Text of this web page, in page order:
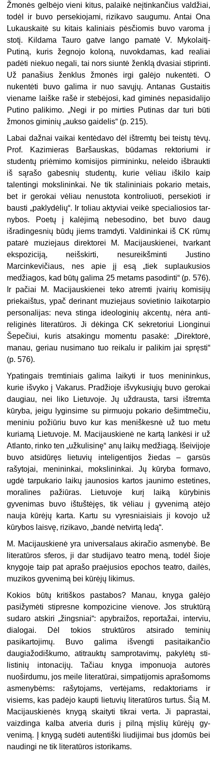
Žmonės gel­bėjo vieni kitus, palaikė neįtinkančius valdžiai,
todėl ir buvo persekiojami, rizikavo saugumu. Antai Ona
Lukauskaitė su kitais kaliniais pėsčiomis buvo varoma į
stotį. Kildama Tauro gatve lango pamatė V. Mykolaitj-
Putiną, kuris žegnojo koloną, nuvokda­mas, kad realiai
padėti niekuo negali, tai nors siuntė ženklą dvasiai stiprinti.
Už panašius ženklus žmonės irgi galėjo nukentėti. O
nukentėti buvo ga­lima ir nuo savųjų. Antanas Gustaitis
viename laiške rašė ir stebėjosi, kad giminės nepasidalijo
Putino palikimo. „Negi ir po mirties Putinas dar turi būti
žmonos giminių „aukso gaidelis“ (p. 215).
Labai dažnai vaikai kentėdavo dėl ištremtų bei teistų tėvų.
Prof. Kazi­mieras Baršauskas, būdamas rekto­riumi ir
studentų priėmimo komisijos pirmininku, neleido išbraukti
iš sąrašo gabesnių studentų, kurie vėliau iškilo kaip
talentingi mokslininkai. Ne tik stalininiais pokario metais,
bet ir ge­rokai vėliau nenustota kontroliuoti, persekioti ir
bausti „paklydėlių“. Ir toliau aktyviai veikė specialiosios tar­
nybos. Poetų į kalėjimą nebesodino, bet buvo daug
išradingesnių būdų jiems tramdyti. Valdininkai iš CK rūmų
patarė muziejaus direktorei M. Macijauskienei, tvarkant
ekspozi­ciją, neišskirti, nesureikšminti Justi­no
Marcinkevičiaus, nes apie jį esą „tiek suplaukusios
medžiagos, kad būtų galima 25 metams pasodinti“ (p. 576).
Ir pačiai M. Macijauskienei teko atremti įvairių komisijų
priekaiš­tus, ypač derinant muziejaus sovie­tinio laikotarpio
personalijas: neva stinga ideologinių akcentų, nėra anti­
religinės literatūros. Ji dėkinga CK sekretoriui Lionginui
Šepečiui, kuris atsakingu momentu pasakė: „Direk­torė,
manau, geriau nusimano tuo reikalu ir palikim jai spręsti“
(p. 576).
Ypatingais tremtiniais galima lai­kyti ir tuos menininkus,
kurie išvyko į Vakarus. Pradžioje išvykusiųjų buvo gerokai
daugiau, nei liko Lietuvoje. Jų uždrausta, tarsi ištremta
kūryba, jeigu lyginsime su pirmuoju pokario dešimt­mečiu,
meniniu požiūriu buvo kur kas meniškesnė už tuo metu
kuriamą Lietuvoje. M. Macijauskienė ne kartą lankėsi ir už
Atlanto, rinko ten „už­kulisinę“ anų laikų medžiagą. Išei­vijoje
buvo atsidūręs lietuvių inte­ligentijos žiedas – garsūs
rašytojai, menininkai, mokslininkai. Jų kūryba formavo,
ugdė tarpukario laikų jauno­sios kartos jaunimo estetines,
mora­lines pažiūras. Lietuvoje kurį laiką kūrybinis
gyvenimas buvo ištuštėjęs, tik vėliau į gyvenimą atėjo
nauja kūrėjų karta. Kartu su vyresniaisiais ji kovojo už
kūrybos laisvę, rizikavo, „bandė netvirtą ledą“.
M. Macijauskienė yra universalaus akiračio asmenybė. Be
literatūros sfe­ros, ji dar studijavo teatro meną, todėl šioje
knygoje taip pat aprašo praėju­sios epochos teatro, dailės,
muzikos gyvenimą bei kūrėjų likimus.
Kokios būtų kritiškos pastabos? Manau, knyga galėjo
pasižymėti stip­resne kompozicine vienove. Jos struk­tūrą
sudaro atskiri „žingsniai“: apy­braižos, reportažai, interviu,
dialogai. Dėl tokios struktūros atsirado teminių
pasikartojimų. Buvo galima išvengti pasitaikančio
daugiažodiškumo, ati­trauktų samprotavimų, pakylėtų sti­
listinių intonacijų. Tačiau knyga im­ponuoja autorės
nuoširdumu, jos meile literatūrai, simpatijomis aprašomoms
asmenybėms: rašytojams, vertėjams, redaktoriams ir
visiems, kas padėjo kaupti lietuvių literatūros turtus. Šią M.
Macijauskienės knygą skaityti tik­rai verta. Ji paprastai,
vaizdinga kalba atveria duris į pilną mįslių kūrėjų gy­
venimą. Į knygą sudėti autentiški liudijimai bus įdomūs bei
naudingi ne tik literatūros istorikams.